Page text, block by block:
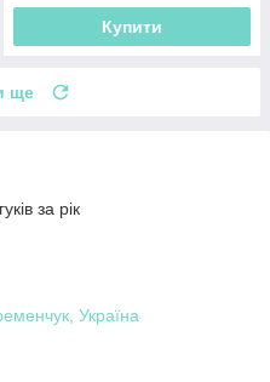
Купити
ще
за рік
Україна